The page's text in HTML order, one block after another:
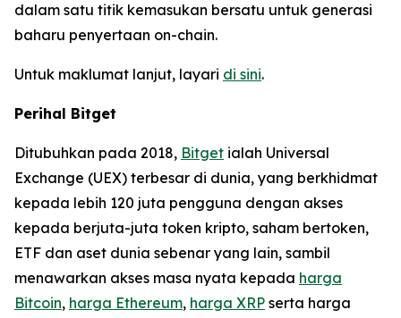
dalam satu titik kemasukan bersatu untuk generasi
baharu penyertaan on-chain.
Untuk maklumat lanjut, layari di sini.
Perihal Bitget
Ditubuhkan pada 2018, Bitget ialah Universal
Exchange (UEX) terbesar di dunia, yang berkhidmat
kepada lebih 120 juta pengguna dengan akses
kepada berjuta-juta token kripto, saham bertoken,
ETF dan aset dunia sebenar yang lain, sambil
menawarkan akses masa nyata kepada harga
Bitcoin, harga Ethereum, harga XRP serta harga